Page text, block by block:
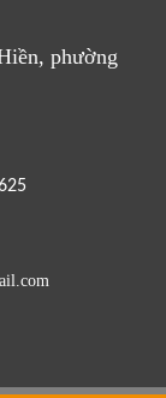
phường